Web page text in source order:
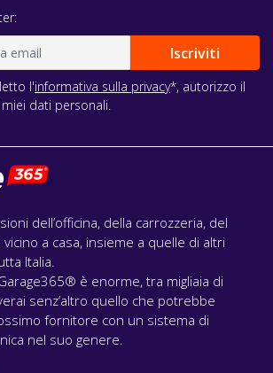
l'informativa sulla privacy*, autorizzo il
dati personali.
dell’officina, della carrozzeria, del
a casa, insieme a quelle di altri
Italia.
è enorme, tra migliaia di
senz’altro quello che potrebbe
fornitore con un sistema di
nel suo genere.